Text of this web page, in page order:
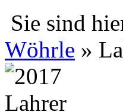
Sie sind
Wöhrle »